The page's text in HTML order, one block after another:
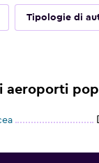
Tipologie di
aeroporti